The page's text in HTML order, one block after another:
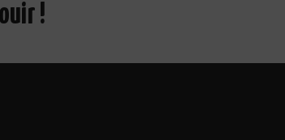
!